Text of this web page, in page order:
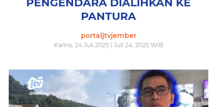
PENGENDARA DIALIHKAN KE
PANTURA
portaljtvjember
Kamis, 24 Juli 2025 | Juli 24, 2025 WIB